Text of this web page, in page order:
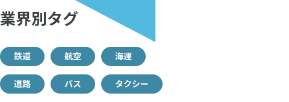
業界別タグ
鉄道 航空 海運
道路 バス タクシー